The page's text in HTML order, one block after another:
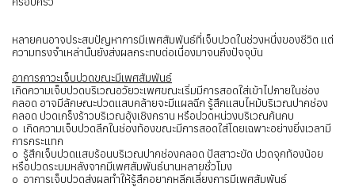
หลายคนอาจประสบปัญหาการมีเพศสัมพันธ์ที่เจ็บปวดในช่วงหนึ่งของชีวิต แต่
ความทรงจำเหล่านั้นยังส่งผลกระทบต่อเนื่องมาจนถึงปัจจุบัน
อาการภาวะเจ็บปวดขณะมีเพศสัมพันธ์
เกิดความเจ็บปวดบริเวณอวัยวะเพศขณะเริ่มมีการสอดใส่เข้าไปภายในช่อง
คลอด อาจมีลักษณะปวดแสบคล้ายจะมีแผลฉีก รู้สึกแสบไหม้บริเวณปากช่อง
คลอด ปวดเกร็งร้าวบริเวณอุ้งเชิงกราน หรือปวดหน่วงบริเวณก้นกบ
o เกิดความเจ็บปวดลึกในช่องท้องขณะมีการสอดใส่โดยเฉพาะอย่างยิ่งเวลามี
การกระแทก
o รู้สึกเจ็บปวดแสบร้อนบริเวณปากช่องคลอด ปัสสาวะขัด ปวดจุกท้องน้อย
หรือปวดระบมหลังจากมีเพศสัมพันธ์นานหลายชั่วโมง
o อาการเจ็บปวดส่งผลทำให้รู้สึกอยากหลีกเลี่ยงการมีเพศสัมพันธ์